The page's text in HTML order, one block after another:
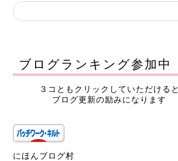
ブログランキング参加中
３コともクリックしていただけると
ブログ更新の励みになります
にほんブログ村